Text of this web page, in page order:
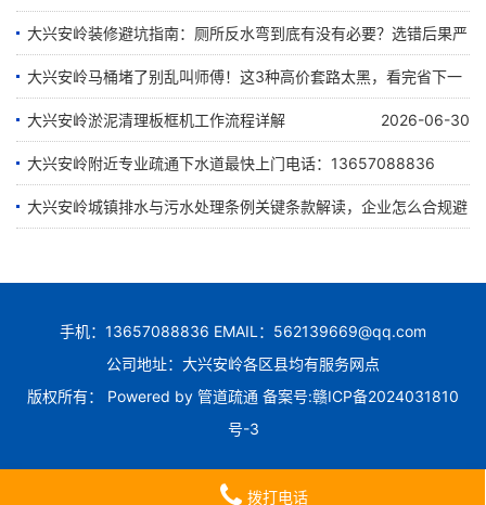
透个底
2026-07-25
大兴安岭装修避坑指南：厕所反水弯到底有没有必要？选错后果严
重！
2026-07-21
大兴安岭马桶堵了别乱叫师傅！这3种高价套路太黑，看完省下一
半钱
2026-07-12
大兴安岭淤泥清理板框机工作流程详解 2026-06-30
大兴安岭附近专业疏通下水道最快上门电话：13657088836
2026-06-28
大兴安岭城镇排水与污水处理条例关键条款解读，企业怎么合规避
手机：13657088836 EMAIL：562139669@qq.com
公司地址：大兴安岭各区县均有服务网点
版权所有： Powered by 管道疏通 备案号:赣ICP备2024031810
号-3
拨打电话